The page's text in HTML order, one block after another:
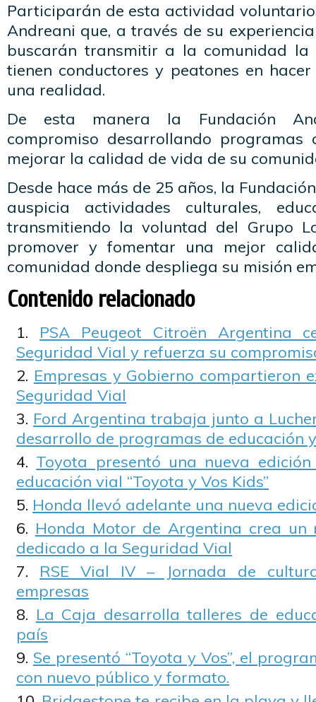
Participarán de esta actividad
Andreani que, a través de su
buscarán transmitir a la comunidad la
tienen conductores y peatones en
una realidad.
De esta manera la Fundación
compromiso desarrollando programas
mejorar la calidad de vida de su
Desde hace más de 25 años, la
auspicia actividades culturales,
transmitiendo la voluntad del Grupo
promover y fomentar una mejor
comunidad donde despliega su misión
Contenido relacionado
PSA Peugeot Citroën Argentina
Seguridad Vial y refuerza su
Empresas y Gobierno compartieron
Seguridad Vial
Ford Argentina trabaja junto a
desarrollo de programas de educación
Toyota presentó una nueva
educación vial “Toyota y Vos Kids”
Honda llevó adelante una nueva
Honda Motor de Argentina crea un
dedicado a la Seguridad Vial
RSE Vial IV – Jornada de
empresas
La Caja desarrolla talleres de
país
Se presentó “Toyota y Vos”, el
con nuevo público y formato.